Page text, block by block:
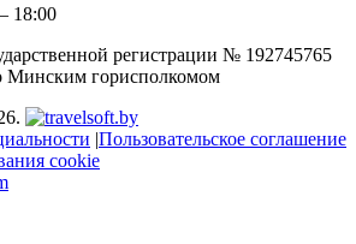
18:00
регистрации № 192745765
Минским горисполкомом
|Пользовательское соглашение
cookie